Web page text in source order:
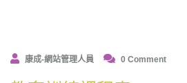
康成-網站管理人員 0 Comment